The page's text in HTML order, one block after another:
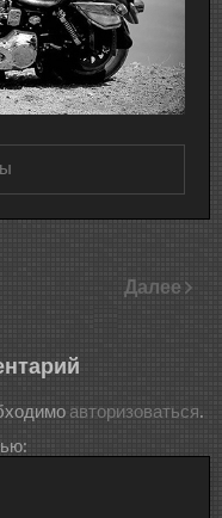
Далее
авторизоваться.